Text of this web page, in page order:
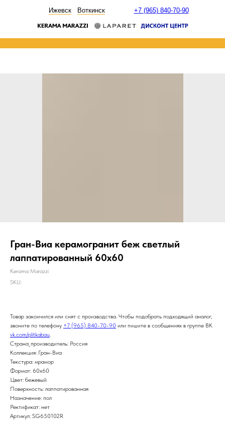
+7 (965) 840-70-90
Ижевск Воткинск
Гран-Виа керамогранит беж светлый
лаппатированный 60х60
Kerama Marazzi
SKU:
Товар закончился или снят с производства. Чтобы подобрать подходящий аналог,
звоните по телефону +7 (965) 840-70-90 или пишите в сообщениях в группе ВК
vk.com/plitkabau.
Страна_производитель: Россия
Коллекция: Гран-Виа
Текстура: мрамор
Формат: 60x60
Цвет: бежевый
Поверхность: лаппатированная
Назначение: пол
Ректификат: нет
Артикул: SG650102R